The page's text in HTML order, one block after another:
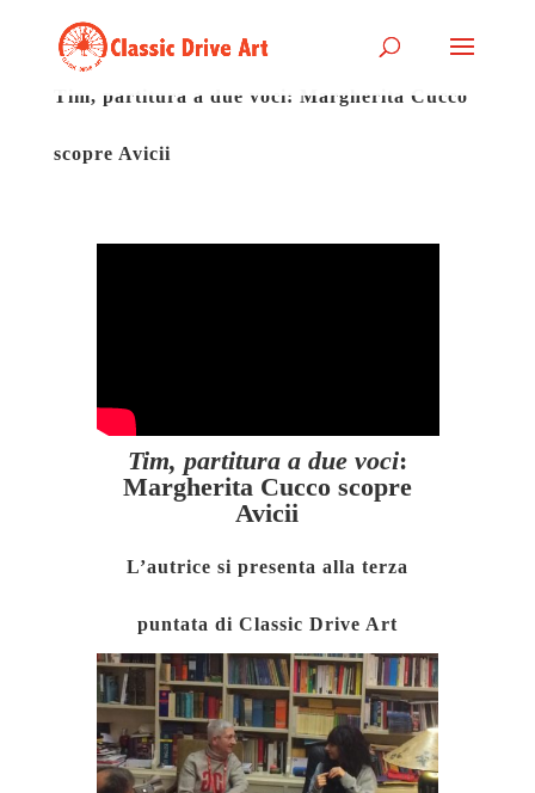
Tim, partitura a due voci: Margherita Cucco
scopre Avicii
Tim, partitura a due voci:
Margherita Cucco scopre
Avicii
L’autrice si presenta alla terza
puntata di Classic Drive Art